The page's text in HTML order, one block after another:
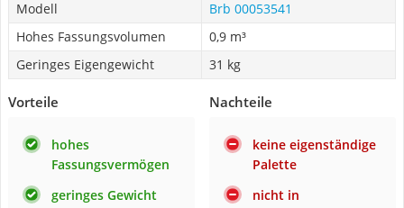
Modell
Brb 00053541
Hohes Fassungsvolumen
0,9 m³
Geringes Eigengewicht
31 kg
Vorteile
hohes
Fassungsvermögen
geringes Gewicht
Nachteile
keine eigenständige
Palette
nicht in